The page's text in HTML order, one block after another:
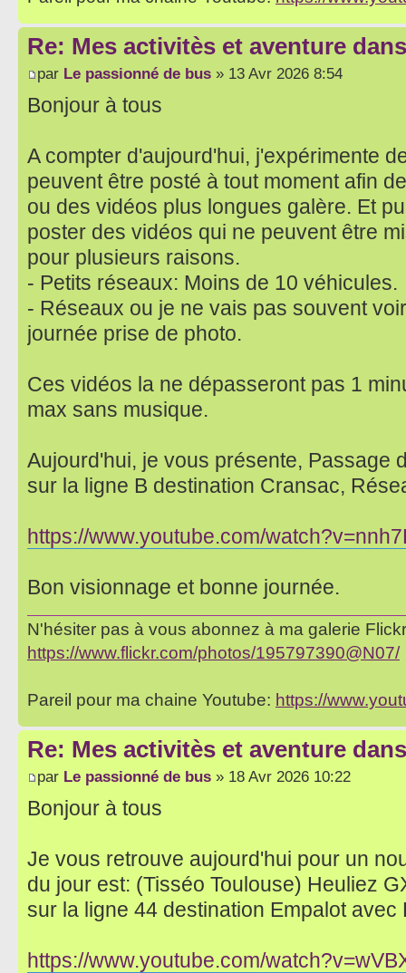
Re: Mes activitès et aventure
par Le passionné de bus » 13 Avr 2026 8:54
Bonjour à tous
A compter d'aujourd'hui, j'expérimente
peuvent être posté à tout moment afin
ou des vidéos plus longues galère. Et
poster des vidéos qui ne peuvent être
pour plusieurs raisons.
- Petits réseaux: Moins de 10 véhicules.
- Réseaux ou je ne vais pas souvent
journée prise de photo.
Ces vidéos la ne dépasseront pas 1
max sans musique.
Aujourd'hui, je vous présente, Passage
sur la ligne B destination Cransac,
https://www.youtube.com/
Bon visionnage et bonne journée.
N'hésiter pas à vous abonnez à ma galerie
https://www.flickr.com/photos/195797390@N07/
Pareil pour ma chaine Youtube: https://
Re: Mes activitès et aventure
par Le passionné de bus » 18 Avr 2026 10:22
Bonjour à tous
Je vous retrouve aujourd'hui pour un
du jour est: (Tisséo Toulouse) Heuliez
sur la ligne 44 destination Empalot avec
https://www.youtube.com/